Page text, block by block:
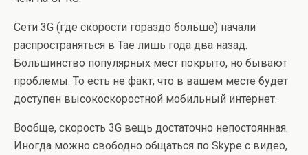
Сети 3G (где скорости гораздо больше) начали
распространяться в Тае лишь года два назад.
Большинство популярных мест покрыто, но бывают
проблемы. То есть не факт, что в вашем месте будет
доступен высокоскоростной мобильный интернет.
Вообще, скорость 3G вещь достаточно непостоянная.
Иногда можно свободно общаться по Skype с видео,